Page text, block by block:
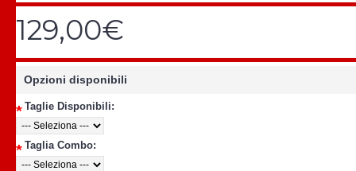
129,00€
Opzioni disponibili
* Taglie Disponibili:
* Taglia Combo: